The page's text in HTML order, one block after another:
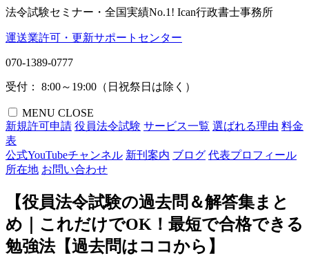
法令試験セミナー・全国実績No.1! Ican行政書士事務所
運送業許可・更新サポートセンター
070-1389-0777
受付： 8:00～19:00（日祝祭日は除く）
MENU CLOSE
新規許可申請 役員法令試験 サービス一覧 選ばれる理由 料金
表
公式YouTubeチャンネル 新刊案内 ブログ 代表プロフィール
所在地 お問い合わせ
【役員法令試験の過去問＆解答集まと
め｜これだけでOK！最短で合格できる
勉強法【過去問はココから】